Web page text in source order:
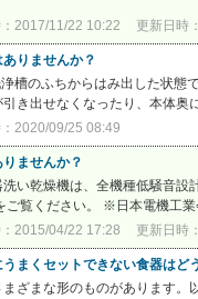
2017/11/22 10:22 更新日時
りませんか？
槽のふちからはみ出した状態
き出せなくなったり、本体
2020/09/25 08:49
ませんか？
い乾燥機は、全機種低騒音
ご覧ください。 ※日本電機工
2015/04/22 17:28 更新日時
まくセットできない食器はど
ざまな形のものがあります